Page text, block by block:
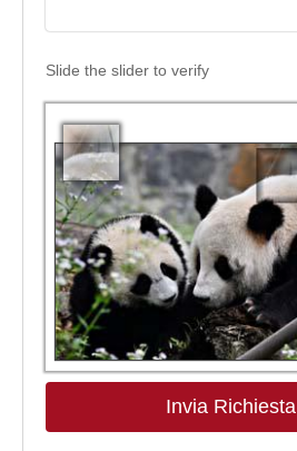
Slide the slider to verify
Invia Richiesta